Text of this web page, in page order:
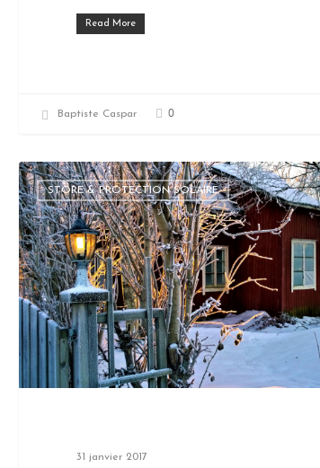
Read More
Baptiste Caspar 0
STORE & PROTECTION SOLAIRE
31 janvier 2017